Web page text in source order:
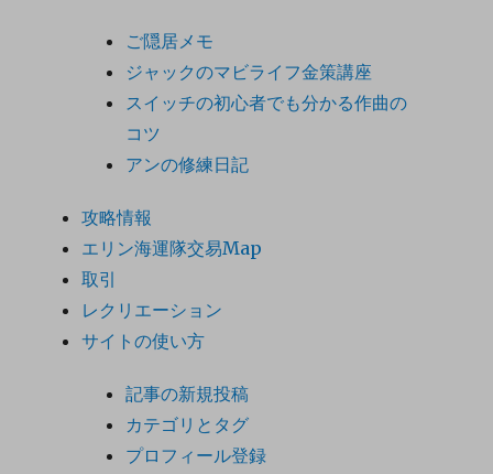
ご隠居メモ
ジャックのマビライフ金策講座
スイッチの初心者でも分かる作曲の
コツ
アンの修練日記
攻略情報
エリン海運隊交易Map
取引
レクリエーション
サイトの使い方
記事の新規投稿
カテゴリとタグ
プロフィール登録